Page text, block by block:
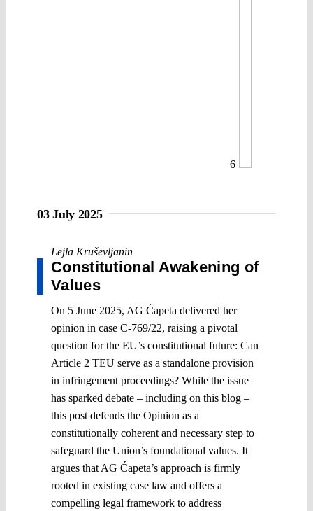
6
03 July 2025
Lejla Kruševljanin
Constitutional Awakening of
Values
On 5 June 2025, AG Ćapeta delivered her
opinion in case C-769/22, raising a pivotal
question for the EU’s constitutional future: Can
Article 2 TEU serve as a standalone provision
in infringement proceedings? While the issue
has sparked debate – including on this blog –
this post defends the Opinion as a
constitutionally coherent and necessary step to
safeguard the Union’s foundational values. It
argues that AG Ćapeta’s approach is firmly
rooted in existing case law and offers a
compelling legal framework to address